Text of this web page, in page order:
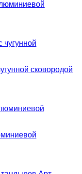
сковородой